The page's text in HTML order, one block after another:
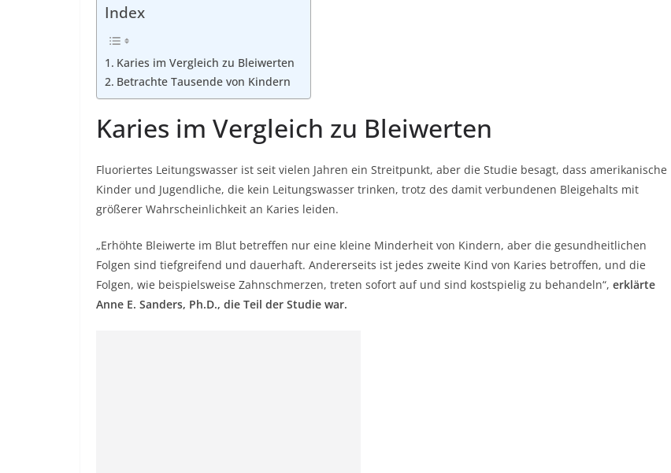
Index
Karies im Vergleich zu Bleiwerten
Betrachte Tausende von Kindern
Karies im Vergleich zu Bleiwerten
Fluoriertes Leitungswasser ist seit vielen Jahren ein Streitpunkt, aber die Studie besagt, dass amerikanische
Kinder und Jugendliche, die kein Leitungswasser trinken, trotz des damit verbundenen Bleigehalts mit
größerer Wahrscheinlichkeit an Karies leiden.
„Erhöhte Bleiwerte im Blut betreffen nur eine kleine Minderheit von Kindern, aber die gesundheitlichen
Folgen sind tiefgreifend und dauerhaft. Andererseits ist jedes zweite Kind von Karies betroffen, und die
Folgen, wie beispielsweise Zahnschmerzen, treten sofort auf und sind kostspielig zu behandeln“, erklärte
Anne E. Sanders, Ph.D., die Teil der Studie war.